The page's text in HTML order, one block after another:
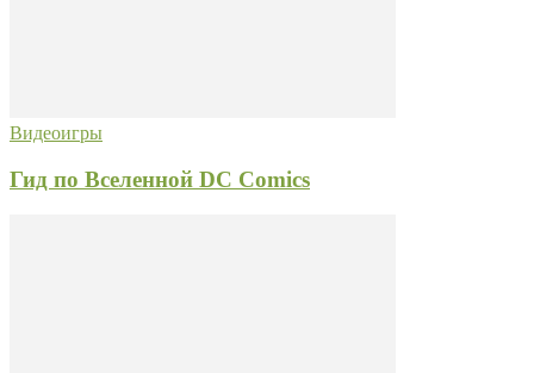
Видеоигры
Гид по Вселенной DC Comics